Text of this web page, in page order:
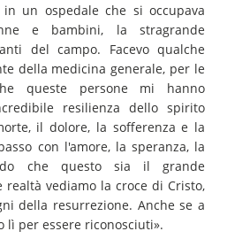
in un ospedale che si occupava
e bambini, la stragrande
del campo. Facevo qualche
della medicina generale, per le
queste persone mi hanno
resilienza dello spirito
il dolore, la sofferenza e la
con l'amore, la speranza, la
che questo sia il grande
realtà vediamo la croce di Cristo,
della resurrezione. Anche se a
lì per essere riconosciuti».